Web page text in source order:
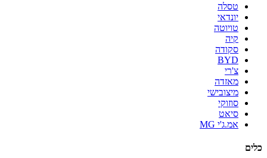
טסלה
יונדאי
טויוטה
קיה
סקודה
BYD
צ'רי
מאזדה
מיצובישי
סוזוקי
סיאט
אמ.ג'י MG
כלים